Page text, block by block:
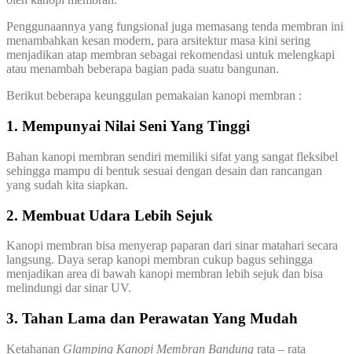
Penggunaannya yang fungsional juga memasang tenda membran ini
menambahkan kesan modern, para arsitektur masa kini sering
menjadikan atap membran sebagai rekomendasi untuk melengkapi
atau menambah beberapa bagian pada suatu bangunan.
Berikut beberapa keunggulan pemakaian kanopi membran :
1. Mempunyai Nilai Seni Yang Tinggi
Bahan kanopi membran sendiri memiliki sifat yang sangat fleksibel
sehingga mampu di bentuk sesuai dengan desain dan rancangan
yang sudah kita siapkan.
2. Membuat Udara Lebih Sejuk
Kanopi membran bisa menyerap paparan dari sinar matahari secara
langsung. Daya serap kanopi membran cukup bagus sehingga
menjadikan area di bawah kanopi membran lebih sejuk dan bisa
melindungi dar sinar UV.
3. Tahan Lama dan Perawatan Yang Mudah
Ketahanan Glamping Kanopi Membran Bandung rata – rata